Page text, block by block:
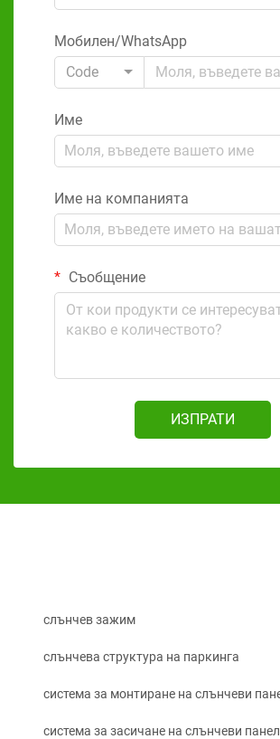
Мобилен/WhatsApp
Code
Име
Име на компанията
Съобщение
ИЗПРАТИ
слънчев зажим
слънчева структура на паркинга
система за монтиране на слънчеви
система за засичане на слънчеви